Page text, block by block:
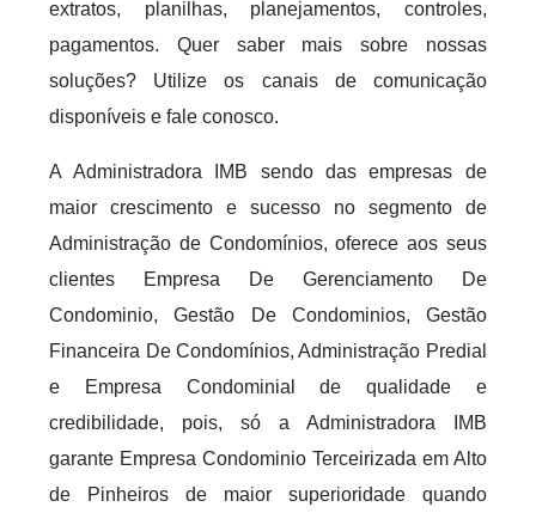
extratos, planilhas, planejamentos, controles,
pagamentos. Quer saber mais sobre nossas
soluções? Utilize os canais de comunicação
disponíveis e fale conosco.
A Administradora IMB sendo das empresas de
maior crescimento e sucesso no segmento de
Administração de Condomínios, oferece aos seus
clientes Empresa De Gerenciamento De
Condominio, Gestão De Condominios, Gestão
Financeira De Condomínios, Administração Predial
e Empresa Condominial de qualidade e
credibilidade, pois, só a Administradora IMB
garante Empresa Condominio Terceirizada em Alto
de Pinheiros de maior superioridade quando